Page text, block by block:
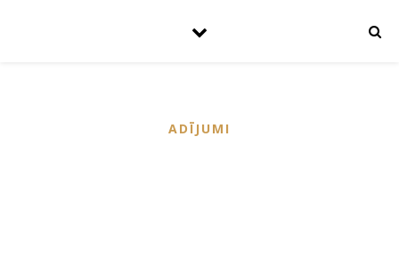
ADĪJUMI